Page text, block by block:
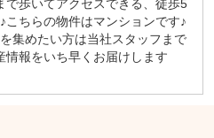
で歩いてアクセスできる、徒歩5
ちらの物件はマンションです♪
集めたい方は当社スタッフまで
情報をいち早くお届けします